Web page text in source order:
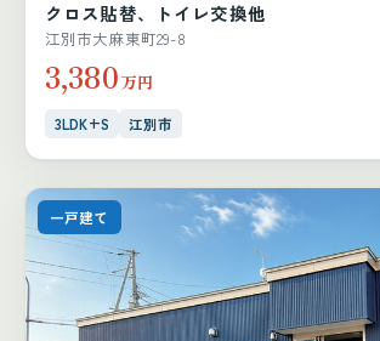
クロス貼替、トイレ交換他
江別市大麻東町29-8
3,380万円
3LDK+S 江別市
一戸建て